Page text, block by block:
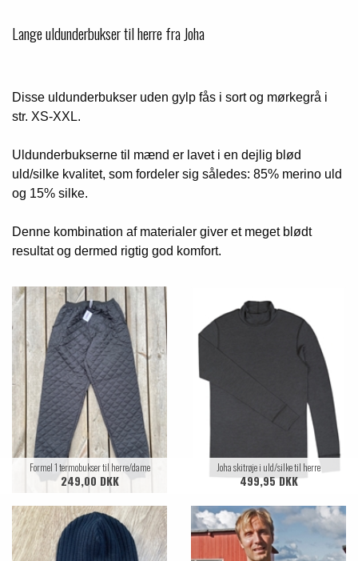
Lange uldunderbukser til herre fra Joha
Disse uldunderbukser uden gylp fås i sort og mørkegrå i
str. XS-XXL.
Uldunderbukserne til mænd er lavet i en dejlig blød
uld/silke kvalitet, som fordeler sig således: 85% merino uld
og 15% silke.
Denne kombination af materialer giver et meget blødt
resultat og dermed rigtig god komfort.
Formel 1 termobukser til herre/dame
249,00 DKK
Joha skitrøje i uld/silke til herre
499,95 DKK